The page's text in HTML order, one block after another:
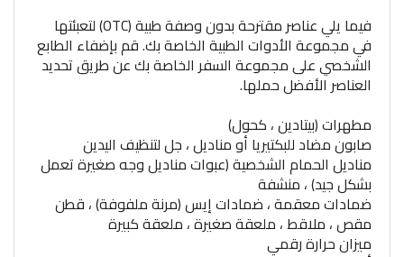
فيما يلي عناصر مقترحة بدون وصفة طبية (OTC) لتعبئتها
في مجموعة الأدوات الطبية الخاصة بك. قم بإضفاء الطابع
الشخصي على مجموعة السفر الخاصة بك عن طريق تحديد
العناصر الأفضل حملها.
مطهرات (بيتادين ، كحول)
صابون مضاد للبكتيريا أو مناديل ، جل لتنظيف اليدين
مناديل الحمام الشخصية (عبوات مناديل وجه صغيرة تعمل
بشكل جيد) ، منشفة
ضمادات معقمة ، ضمادات إيس (مرنة ملفوفة) ، قطن
مقص ، ملاقط ، ملعقة صغيرة ، ملعقة كبيرة
ميزان حرارة رقمي